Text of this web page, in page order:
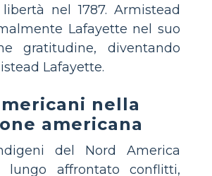
nel 1787. Armistead
Lafayette nel suo
gratitudine, diventando
Lafayette.
nella
americana
del Nord America
lungo affrontato conflitti,